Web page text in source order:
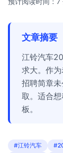
文章摘要
江铃汽车
求大。作为
招聘简章
取。适合
板。
#江铃汽车